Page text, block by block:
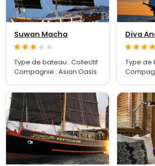
Suwan Macha
Type de bateau : Collectif
Compagnie : Asian Oasis
Diva
Type de